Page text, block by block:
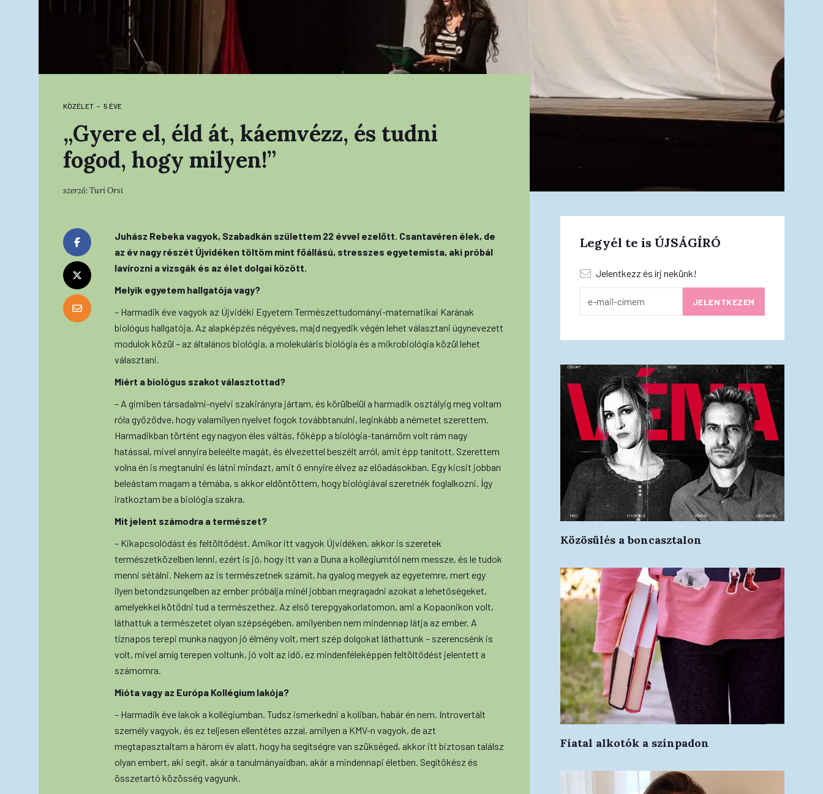
KÖZÉLET 5 ÉVE
„Gyere el, éld át, káemvézz, és tudni
fogod, hogy milyen!”
szerző:Turi Orsi
Juhász Rebeka vagyok, Szabadkán születtem 22 évvel ezelőtt. Csantavéren élek, de
az év nagy részét Újvidéken töltöm mint főállású, stresszes egyetemista, aki próbál
lavírozni a vizsgák és az élet dolgai között.
Melyik egyetem hallgatója vagy?
– Harmadik éve vagyok az Újvidéki Egyetem Természettudományi-matematikai Karának
biológus hallgatója. Az alapképzés négyéves, majd negyedik végén lehet választani úgynevezett
modulok közül – az általános biológia, a molekuláris biológia és a mikrobiológia közül lehet
választani.
Miért a biológus szakot választottad?
– A gimiben társadalmi-nyelvi szakirányra jártam, és körülbelül a harmadik osztályig meg voltam
róla győződve, hogy valamilyen nyelvet fogok továbbtanulni, leginkább a németet szerettem.
Harmadikban történt egy nagyon éles váltás, főképp a biológia-tanárnőm volt rám nagy
hatással, mivel annyira beleélte magát, és élvezettel beszélt arról, amit épp tanított. Szerettem
volna én is megtanulni és látni mindazt, amit ő ennyire élvez az előadásokban. Egy kicsit jobban
beleástam magam a témába, s akkor eldöntöttem, hogy biológiával szeretnék foglalkozni. Így
iratkoztam be a biológia szakra.
Mit jelent számodra a természet?
– Kikapcsolódást és feltöltődést. Amikor itt vagyok Újvidéken, akkor is szeretek
természetközelben lenni, ezért is jó, hogy itt van a Duna a kollégiumtól nem messze, és le tudok
menni sétálni. Nekem az is természetnek számít, ha gyalog megyek az egyetemre, mert egy
ilyen betondzsungelben az ember próbálja minél jobban megragadni azokat a lehetőségeket,
amelyekkel kötődni tud a természethez. Az első terepgyakorlatomon, ami a Kopaonikon volt,
láthattuk a természetet olyan szépségében, amilyenben nem mindennap látja az ember. A
tíznapos terepi munka nagyon jó élmény volt, mert szép dolgokat láthattunk – szerencsénk is
volt, mivel amíg terepen voltunk, jó volt az idő, ez mindenféleképpen feltöltődést jelentett a
számomra.
Mióta vagy az Európa Kollégium lakója?
– Harmadik éve lakok a kollégiumban. Tudsz ismerkedni a koliban, habár én nem. Introvertált
személy vagyok, és ez teljesen ellentétes azzal, amilyen a KMV-n vagyok, de azt
megtapasztaltam a három év alatt, hogy ha segítségre van szükséged, akkor itt biztosan találsz
olyan embert, aki segít, akár a tanulmányaidban, akár a mindennapi életben. Segítőkész és
összetartó közösség vagyunk.
Legyél te is ÚJSÁGÍRÓ
Jelentkezz és írj nekünk!
Közösülés a boncasztalon
Fiatal alkotók a színpadon